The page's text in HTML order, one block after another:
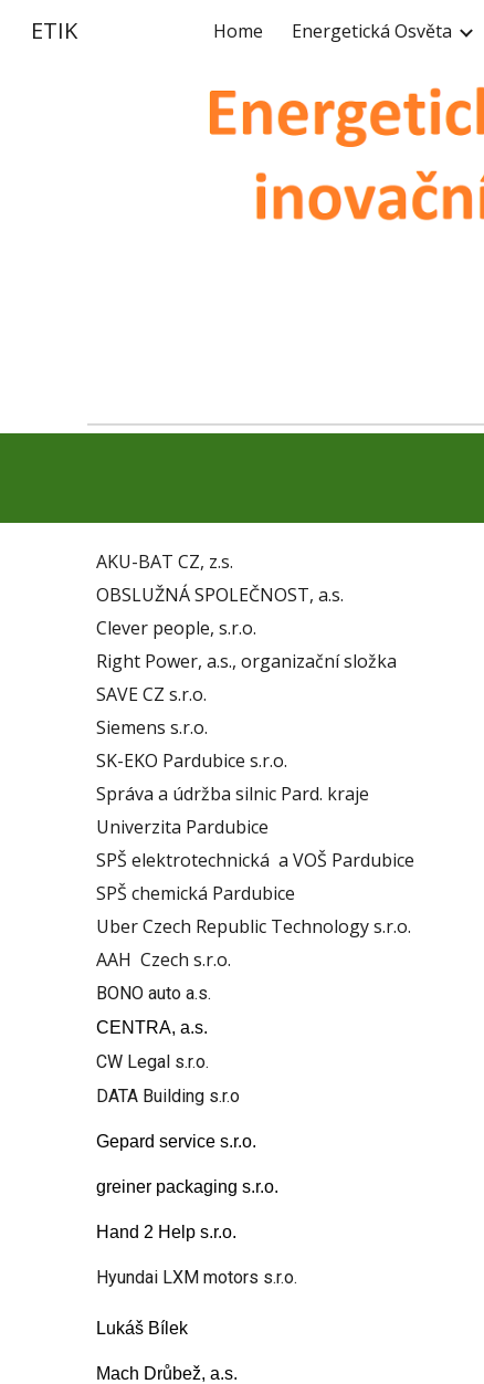
ETIK Home Energetická Osvěta
AKU-BAT CZ, z.s.
OBSLUŽNÁ SPOLEČNOST, a.s.
Clever people, s.r.o.
Right Power, a.s., organizační složka
SAVE CZ s.r.o.
Siemens s.r.o.
SK-EKO Pardubice s.r.o.
Správa a údržba silnic Pard. kraje
Univerzita Pardubice
SPŠ elektrotechnická a VOŠ Pardubice
SPŠ chemická Pardubice
Uber Czech Republic Technology s.r.o.
AAH Czech s.r.o.
BONO auto a.s.
CENTRA, a.s.
CW Legal s.r.o.
DATA Building s.r.o
Gepard service s.r.o.
greiner packaging s.r.o.
Hand 2 Help s.r.o.
Hyundai LXM motors s.r.o.
Lukáš Bílek
Mach Drůbež, a.s.